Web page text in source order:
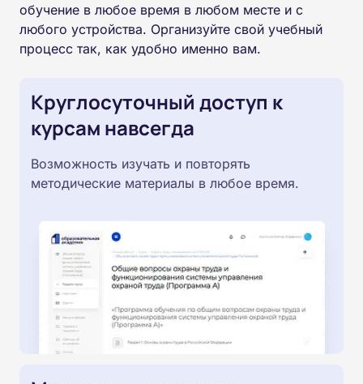
обучение в любое время в любом месте и с
любого устройства. Организуйте свой учебный
процесс так, как удобно именно вам.
Круглосуточный доступ к
курсам навсегда
Возможность изучать и повторять
методические материалы в любое время.